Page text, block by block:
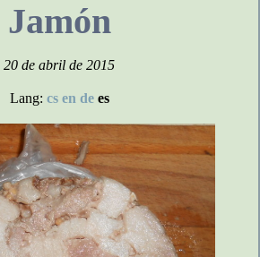
Jamón
20 de abril de 2015
Lang: cs en de es